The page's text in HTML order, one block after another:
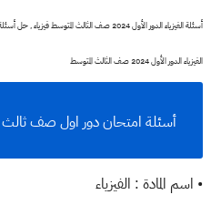
الفيزياء الدور الأول 2024 صف الثالث المتوسط
أسئلة امتحان دور اول صف ثالث متوسط 2024
• اسم المادة : الفيزياء